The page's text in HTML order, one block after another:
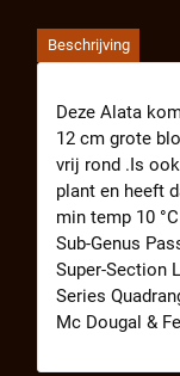
Beschrijving
Deze Alata
12 cm grote
vrij rond .Is
plant en heeft
min temp 10 °C
Sub-Genus
Super-Section
Series
Mc Dougal &